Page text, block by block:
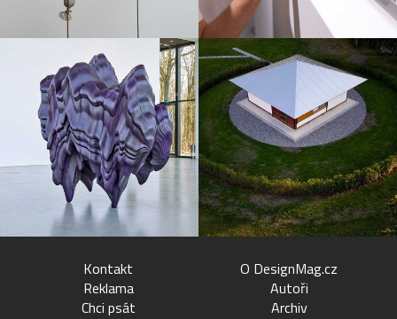
Kontakt
Reklama
Chci psát
O DesignMag.cz
Autoři
Archiv